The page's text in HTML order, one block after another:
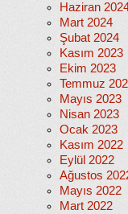
Haziran
Mart 2024
Şubat 2024
Kasım 2023
Ekim 2023
Temmuz
Mayıs 2023
Nisan 2023
Ocak 2023
Kasım 2022
Eylül 2022
Ağustos
Mayıs 2022
Mart 2022